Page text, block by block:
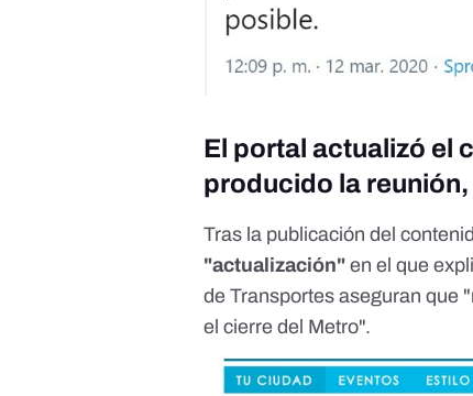
El portal actualizó el
producido la
Tras la publicación del
"actualización" en el que
de Transportes aseguran que
el cierre del Metro".